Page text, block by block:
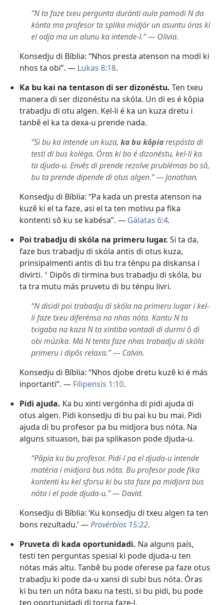
“N ta faze txeu pergunta duránti aula pamodi N da
kónta ma profesor ta splika midjór un asuntu óras ki
el odja ma un alunu ka intende-l.” — Olivia.
Konsedju di Bíblia: “Nhos presta atenson na modi ki
nhos ta obi”. — Lukas 8:18.
Ka bu kai na tentason di ser dizonéstu. Ten txeu
manera di ser dizonéstu na skóla. Un di es é kôpia
trabadju di otu algen. Kel-li é ka un kuza dretu i
tanbê el ka ta dexa-u prende nada.
“Si bu ka intende un kuza, ka bu kôpiarespósta di
testi di bus koléga. Óras ki bo é dizonéstu, kel-li ka
ta djuda-u. Envês di prende rezolve prublémas bo sô,
bu ta prende dipende di otus algen.” — Jonathan.
Konsedju di Bíblia: “Pa kada un presta atenson na
kuzê ki el ta faze, asi el ta ten motivu pa fika
kontenti sô ku se kabésa”. — Gálatas 6:4.
Poi trabadju di skóla na primeru lugar. Si ta da,
faze bus trabadju di skóla antis di otus kuza,
prinsipalmenti antis di bu tra ténpu pa diskansa i
divirti. a Dipôs di tirmina bus trabadju di skóla, bu
ta tra mutu más pruvetu di bu ténpu livri.
“N disidi poi trabadju di skóla na primeru lugar i kel-
li faze txeu diferénsa na nhas nóta. Kantu N ta
txigaba na kaza N ta xintiba vontadi di durmi ô di
obi múzika. Má N tenta faze nhas trabadju di skóla
primeru i dipôs relaxa.” — Calvin.
Konsedju di Bíblia: “Nhos djobe dretu kuzê ki é más
inportanti”. — Filipensis 1:10.
Pidi ajuda. Ka bu xinti vergónha di pidi ajuda di
otus algen. Pidi konsedju di bu pai ku bu mai. Pidi
ajuda di bu profesor pa bu midjora bus nóta. Na
alguns situason, bai pa splikason pode djuda-u.
“Pâpia ku bu profesor. Pidi-l pa el djuda-u intende
matéria i midjora bus nóta. Bu profesor pode fika
kontenti ku kel sforsu ki bu sta faze pa midjora bus
nóta i el pode djuda-u.” — David.
Konsedju di Bíblia: ‘Ku konsedju di txeu algen ta ten
bons rezultadu.’ —Provérbios 15:22.
Pruveta di kada oportunidadi. Na alguns país,
testi ten perguntas spesial ki pode djuda-u ten
nótas más altu. Tanbê bu pode oferese pa faze otus
trabadju ki pode da-u xansi di subi bus nóta. Óras
ki bu ten un nóta baxu na testi, si bu pidi, bu pode
ten oportunidadi di torna faze-l.